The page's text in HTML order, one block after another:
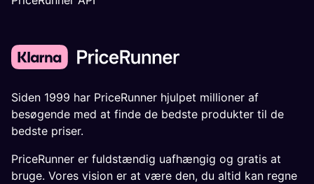
Siden 1999 har PriceRunner hjulpet millioner af
besøgende med at finde de bedste produkter til de
bedste priser.
PriceRunner er fuldstændig uafhængig og gratis at
bruge. Vores vision er at være den, du altid kan regne